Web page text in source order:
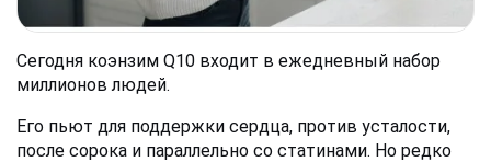
Сегодня коэнзим Q10 входит в ежедневный набор
миллионов людей.
Его пьют для поддержки сердца, против усталости,
после сорока и параллельно со статинами. Но редко